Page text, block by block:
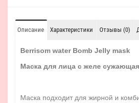
Описание Характеристики Отзывы (0)
Berrisom water Bomb Jelly mask
Маска для лица с желе
Маска подходит для жирной и